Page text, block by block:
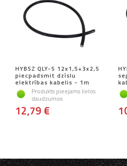
HYBSZ QLY-S 12x1,5+3x2,5
piecpadsmit dzīslu
elektrības kabelis - 1m
Produkts pieejams lielos
daudzumos
12,79 €